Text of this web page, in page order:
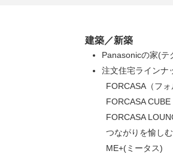
建築／新築
Panasonicの家(テ
注文住宅ラインナ
FORCASA（フォ
FORCASA CUBE
FORCASA
つながりを愉し
ME+(ミータス)